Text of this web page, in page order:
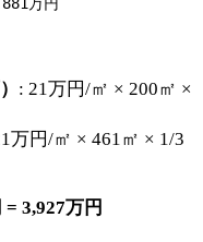
: 21万円/㎡ × 200㎡ ×
万円/㎡ × 461㎡ × 1/3
3,927万円